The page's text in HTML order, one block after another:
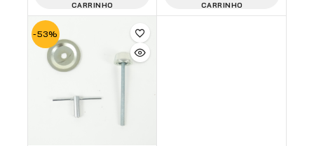
CARRINHO
CARRINHO
-53%